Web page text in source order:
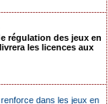
régulation des jeux en
les licences aux
dans les jeux en